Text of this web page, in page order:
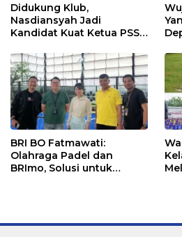
Didukung Klub,
Nasdiansyah Jadi
Kandidat Kuat Ketua PSSI
BRI BO Fatmawati:
Olahraga Padel dan
BRImo, Solusi untuk